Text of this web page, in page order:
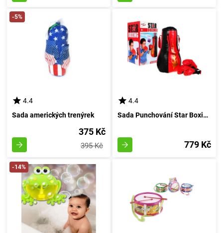
-5%
4.4
Sada amerických trenýrek
375 Kč
395 Kč
4.4
Sada Punchování Star Boxing s zvukovým dopadem
779 Kč
-14%